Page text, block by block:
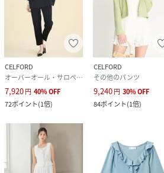
CELFORD
オーバーオール・サロペット
7,920円 40%OFF
72ポイント(1倍)
CELFORD
その他のパンツ
9,240円 30%OFF
84ポイント(1倍)